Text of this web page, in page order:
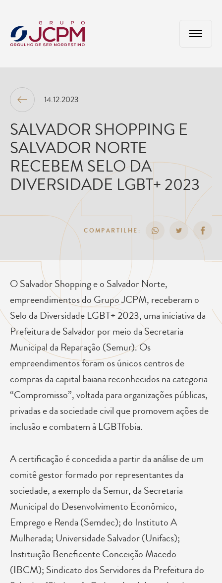
14.12.2023
SALVADOR SHOPPING E
SALVADOR NORTE
RECEBEM SELO DA
DIVERSIDADE LGBT+ 2023
COMPARTILHE:
O Salvador Shopping e o Salvador Norte,
empreendimentos do Grupo JCPM, receberam o
Selo da Diversidade LGBT+ 2023, uma iniciativa da
Prefeitura de Salvador por meio da Secretaria
Municipal da Reparação (Semur). Os
empreendimentos foram os únicos centros de
compras da capital baiana reconhecidos na categoria
“Compromisso”, voltada para organizações públicas,
privadas e da sociedade civil que promovem ações de
inclusão e combatem à LGBTfobia.
A certificação é concedida a partir da análise de um
comitê gestor formado por representantes da
sociedade, a exemplo da Semur, da Secretaria
Municipal do Desenvolvimento Econômico,
Emprego e Renda (Semdec); do Instituto A
Mulherada; Universidade Salvador (Unifacs);
Instituição Beneficente Conceição Macedo
(IBCM); Sindicato dos Servidores da Prefeitura do